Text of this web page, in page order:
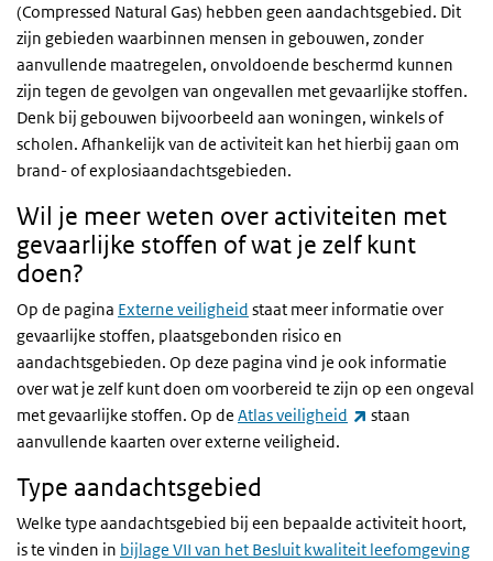
(Compressed Natural Gas) hebben geen aandachtsgebied. Dit
zijn gebieden waarbinnen mensen in gebouwen, zonder
aanvullende maatregelen, onvoldoende beschermd kunnen
zijn tegen de gevolgen van ongevallen met gevaarlijke stoffen.
Denk bij gebouwen bijvoorbeeld aan woningen, winkels of
scholen. Afhankelijk van de activiteit kan het hierbij gaan om
brand- of explosiaandachtsgebieden.
Wil je meer weten over activiteiten met
gevaarlijke stoffen of wat je zelf kunt
doen?
Op de pagina Externe veiligheid staat meer informatie over
gevaarlijke stoffen, plaatsgebonden risico en
aandachtsgebieden. Op deze pagina vind je ook informatie
over wat je zelf kunt doen om voorbereid te zijn op een ongeval
met gevaarlijke stoffen. Op de Atlas veiligheid (externe link)
staan
aanvullende kaarten over externe veiligheid.
Type aandachtsgebied
Welke type aandachtsgebied bij een bepaalde activiteit hoort,
is te vinden in bijlage VII van het Besluit kwaliteit leefomgeving